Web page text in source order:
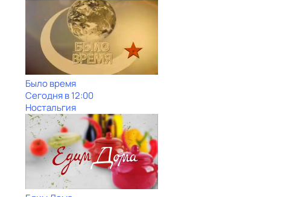
Было время
Сегодня в 12:00
Ностальгия